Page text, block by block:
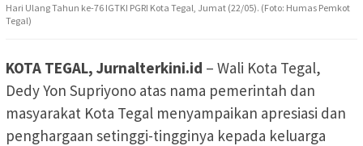
Hari Ulang Tahun ke-76 IGTKI PGRI Kota Tegal, Jumat (22/05). (Foto: Humas Pemkot
Tegal)
KOTA TEGAL, Jurnalterkini.id – Wali Kota Tegal,
Dedy Yon Supriyono atas nama pemerintah dan
masyarakat Kota Tegal menyampaikan apresiasi dan
penghargaan setinggi-tingginya kepada keluarga